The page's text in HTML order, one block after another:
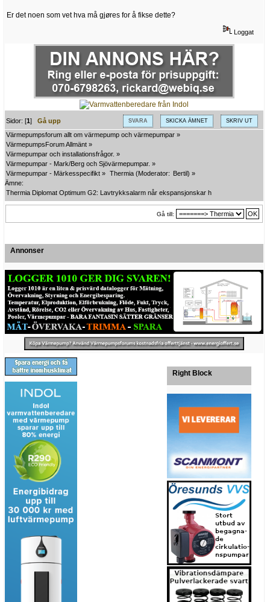
Er det noen som vet hva må gjøres for å fikse dette?
Loggat
SVARA SKICKA ÄMNET SKRIV UT
Sidor: [1]Gå upp
Värmepumpsforum allt om värmepump och värmepumpar »
VärmepumpsForum Allmänt »
Värmepumpar och installationsfrågor. »
Värmepumpar - Mark/Berg och Sjövärmepumpar. »
Värmepumpar - Märkesspecifikt » Thermia (Moderator: Bertil) »
Ämne:
Thermia Diplomat Optimum G2: Lavtrykksalarm når ekspansjonskar har høyere trykk
Gå till:
Annonser
Right Block